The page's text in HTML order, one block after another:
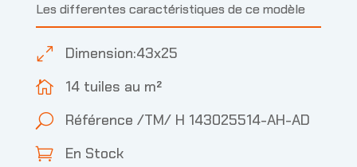
Les differentes caractéristiques de ce modèle
0 Dimension:43x25
 14 tuiles au m²
U Référence /TM/ H 143025514-AH-AD
 En Stock